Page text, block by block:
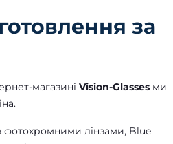
за
магазині Vision-Glasses ми
фотохромними лінзами, Blue